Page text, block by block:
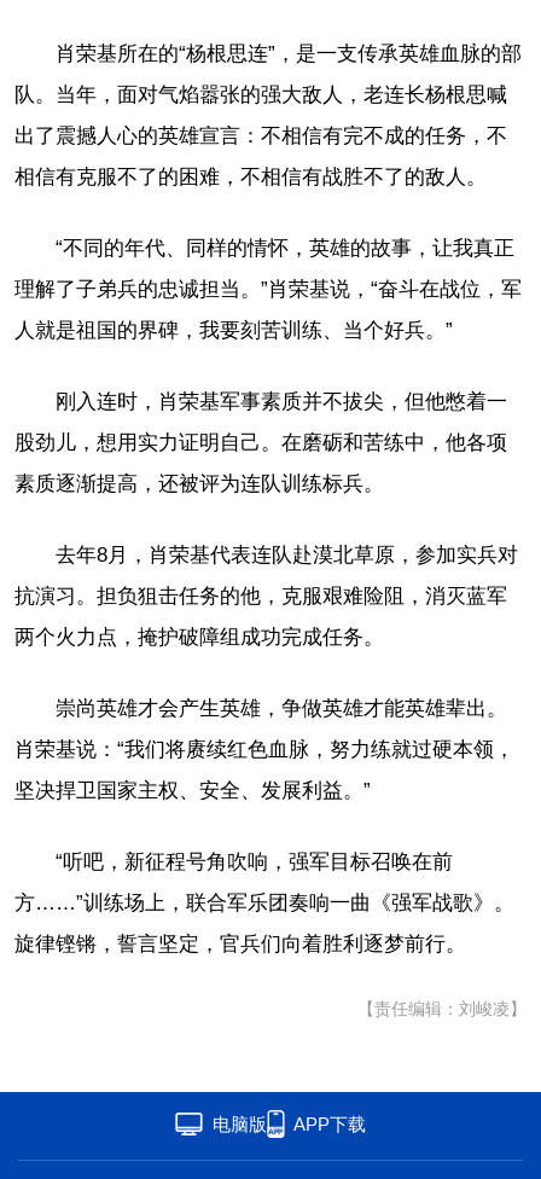
肖荣基所在的“杨根思连”，是一支传承英雄血脉的部
队。当年，面对气焰嚣张的强大敌人，老连长杨根思喊
出了震撼人心的英雄宣言：不相信有完不成的任务，不
相信有克服不了的困难，不相信有战胜不了的敌人。
“不同的年代、同样的情怀，英雄的故事，让我真正
理解了子弟兵的忠诚担当。”肖荣基说，“奋斗在战位，军
人就是祖国的界碑，我要刻苦训练、当个好兵。”
刚入连时，肖荣基军事素质并不拔尖，但他憋着一
股劲儿，想用实力证明自己。在磨砺和苦练中，他各项
素质逐渐提高，还被评为连队训练标兵。
去年8月，肖荣基代表连队赴漠北草原，参加实兵对
抗演习。担负狙击任务的他，克服艰难险阻，消灭蓝军
两个火力点，掩护破障组成功完成任务。
崇尚英雄才会产生英雄，争做英雄才能英雄辈出。
肖荣基说：“我们将赓续红色血脉，努力练就过硬本领，
坚决捍卫国家主权、安全、发展利益。”
“听吧，新征程号角吹响，强军目标召唤在前
方……”训练场上，联合军乐团奏响一曲《强军战歌》。
旋律铿锵，誓言坚定，官兵们向着胜利逐梦前行。
【责任编辑：刘峻凌】
电脑版 APP下载